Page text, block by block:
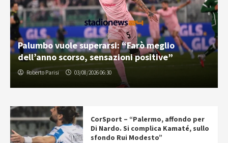
Palumbo vuole superarsi: “Farò meglio
dell’anno scorso, sensazioni positive”
Roberto Parisi 03/08/2026 06:30
CorSport – “Palermo, affondo per
Di Nardo. Si complica Kamaté, sullo
sfondo Rui Modesto”